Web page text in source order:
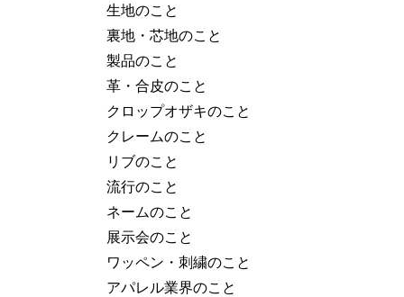
生地のこと
裏地・芯地のこと
製品のこと
革・合皮のこと
クロップオザキのこと
クレームのこと
リブのこと
流行のこと
ネームのこと
展示会のこと
ワッペン・刺繍のこと
アパレル業界のこと